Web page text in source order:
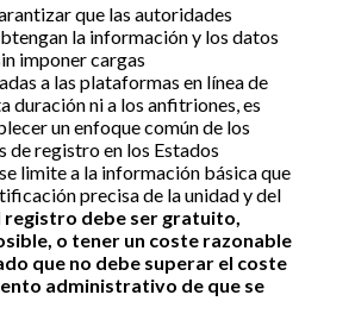
que las autoridades
la información y los datos
imponer cargas
a las plataformas en línea de
duración ni a los anfitriones, es
un enfoque común de los
de registro en los Estados
limite a la información básica que
precisa de la unidad y del
registro debe ser gratuito,
o tener un coste razonable
que no debe superar el coste
administrativo de que se